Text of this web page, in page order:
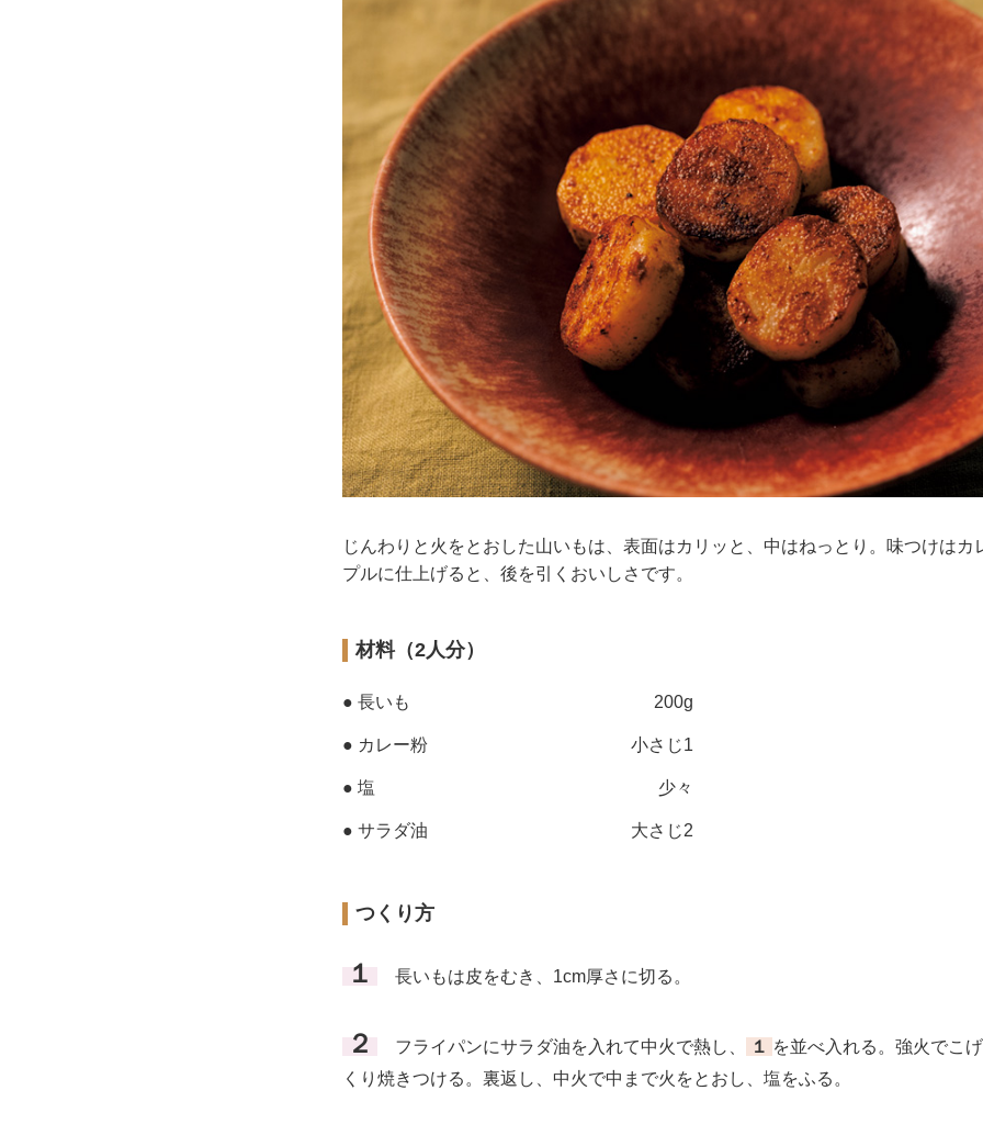
じんわりと火をとおした山いもは、表面はカリッと、中はねっとり。味つけはカ
プルに仕上げると、後を引くおいしさです。
材料（2人分）
● 長いも 200g
● カレー粉 小さじ1
● 塩 少々
● サラダ油 大さじ2
つくり方
１ 長いもは皮をむき、1cm厚さに切る。
２ フライパンにサラダ油を入れて中火で熱し、 １ を並べ入れる。強火でこ
くり焼きつける。裏返し、中火で中まで火をとおし、塩をふる。